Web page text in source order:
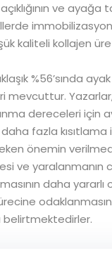
ve
kaliteli kollajen
%56’sında
dereceleri için
fazla
önemin
ve
daha yararlı
sürecine
belirtmektedirler.